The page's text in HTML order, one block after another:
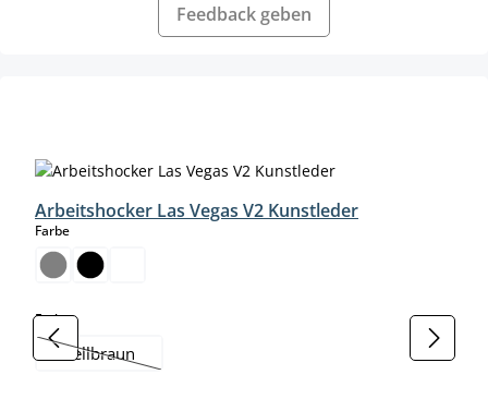
Feedback geben
Arbeitshocker Las Vegas V2 Kunstleder
Farbeauswählen
Farbeauswählen
hellbraun
(Diese Option ist zurzeit nicht verfügbar.)